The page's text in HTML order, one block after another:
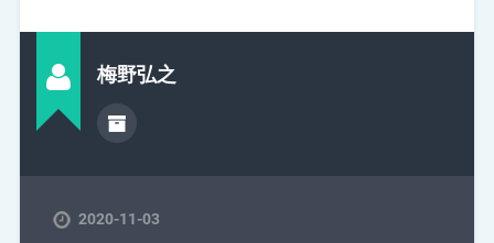
梅野弘之
2020-11-03